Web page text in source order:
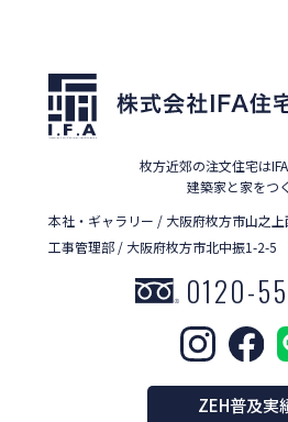
枚方近郊の注文住宅は
建築家と家をつ
本社・ギャラリー / 大阪府枚方市山之
工事管理部 / 大阪府枚方市北中振1-2-5
0120-
ZEH普及実